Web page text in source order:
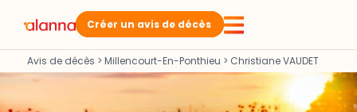
Créer un avis de décès
Avis de décès > Millencourt-En-Ponthieu > Christiane VAUDET